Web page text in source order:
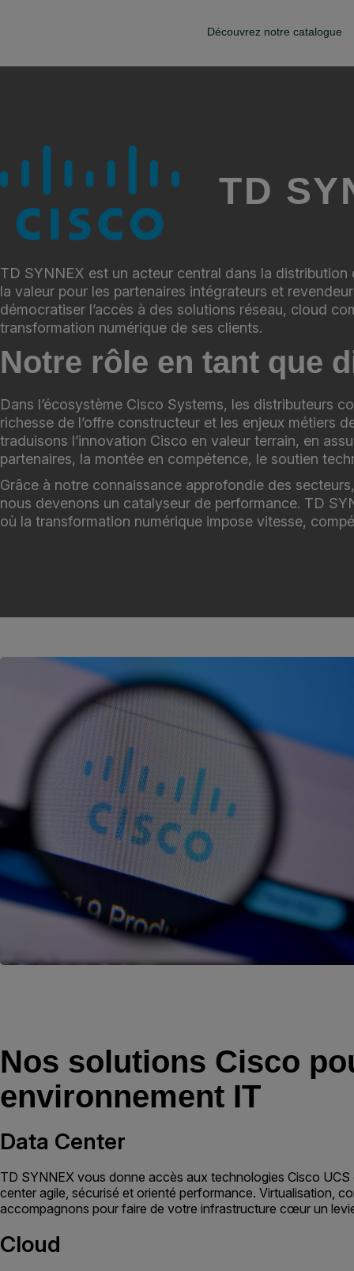
Découvrez notre catalogue
TD
TD SYNNEX est un acteur central dans la
la valeur pour les partenaires intégrateurs et
démocratiser l’accès à des solutions réseau, cloud
transformation numérique de ses clients.
Notre rôle en tant que
Dans l’écosystème Cisco Systems, les distributeurs
richesse de l’offre constructeur et les enjeux métiers
traduisons l’innovation Cisco en valeur terrain, en
partenaires, la montée en compétence, le soutien
Grâce à notre connaissance approfondie des
nous devenons un catalyseur de performance. TD
où la transformation numérique impose vitesse,
Nos solutions Cisco
environnement IT
Data Center
TD SYNNEX vous donne accès aux technologies Cisco
center agile, sécurisé et orienté performance. Virtualisation,
accompagnons pour faire de votre infrastructure cœur un
Cloud